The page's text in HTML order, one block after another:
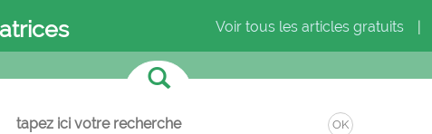
Voir tous les articles gratuits
OK